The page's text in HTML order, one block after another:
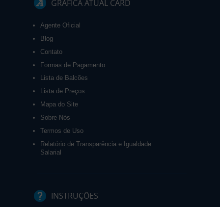
GRÁFICA ATUAL CARD
Agente Oficial
Blog
Contato
Formas de Pagamento
Lista de Balcões
Lista de Preços
Mapa do Site
Sobre Nós
Termos de Uso
Relatório de Transparência e Igualdade
Salarial
INSTRUÇÕES